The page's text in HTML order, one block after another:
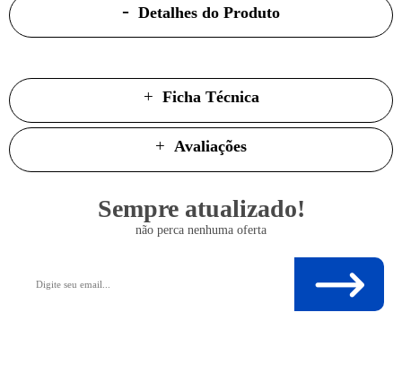
Detalhes do Produto
Ficha Técnica
Avaliações
Sempre atualizado!
não perca nenhuma oferta